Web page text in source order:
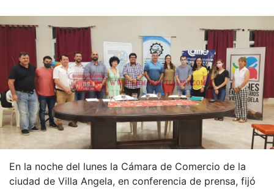
En la noche del lunes la Cámara de Comercio de la
ciudad de Villa Angela, en conferencia de prensa, fijó